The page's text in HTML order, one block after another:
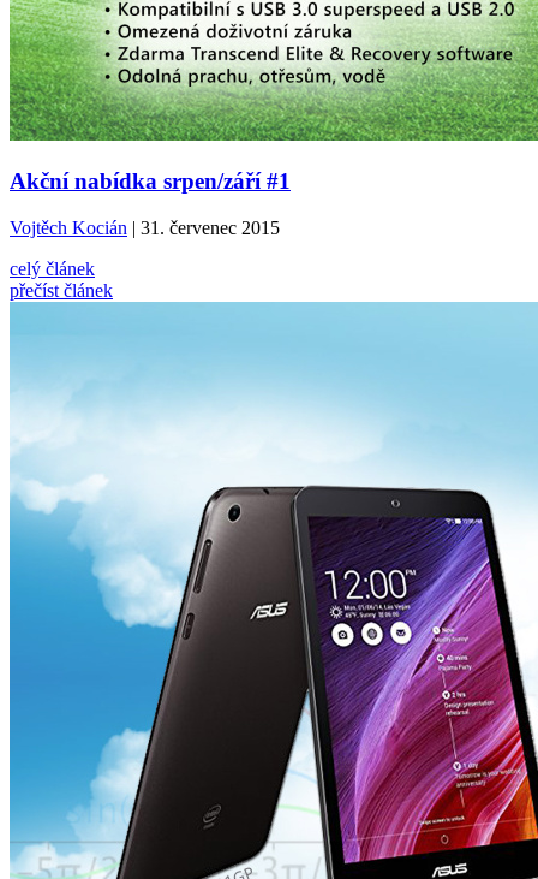
Akční nabídka srpen/září #1
Vojtěch Kocián | 31. červenec 2015
celý článek
přečíst článek